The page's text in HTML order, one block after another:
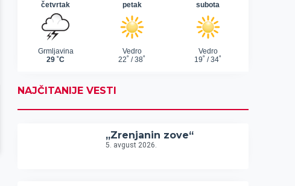
NAJČITANIJE VESTI
„Zrenjanin zove“
5. avgust 2026.